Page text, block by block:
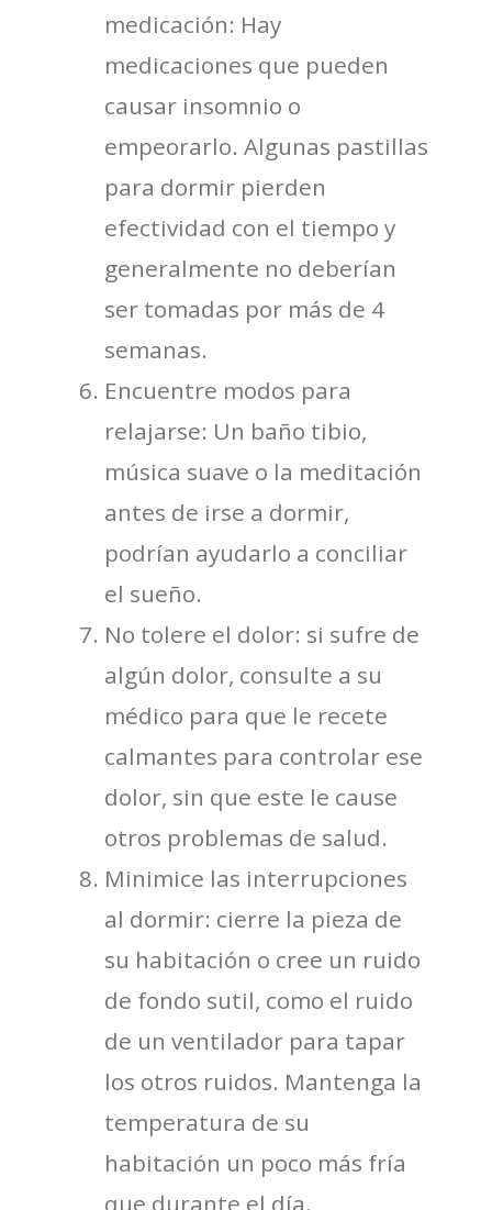
medicación: Hay
medicaciones que pueden
causar insomnio o
empeorarlo. Algunas pastillas
para dormir pierden
efectividad con el tiempo y
generalmente no deberían
ser tomadas por más de 4
semanas.
Encuentre modos para
relajarse: Un baño tibio,
música suave o la meditación
antes de irse a dormir,
podrían ayudarlo a conciliar
el sueño.
No tolere el dolor: si sufre de
algún dolor, consulte a su
médico para que le recete
calmantes para controlar ese
dolor, sin que este le cause
otros problemas de salud.
Minimice las interrupciones
al dormir: cierre la pieza de
su habitación o cree un ruido
de fondo sutil, como el ruido
de un ventilador para tapar
los otros ruidos. Mantenga la
temperatura de su
habitación un poco más fría
que durante el día.